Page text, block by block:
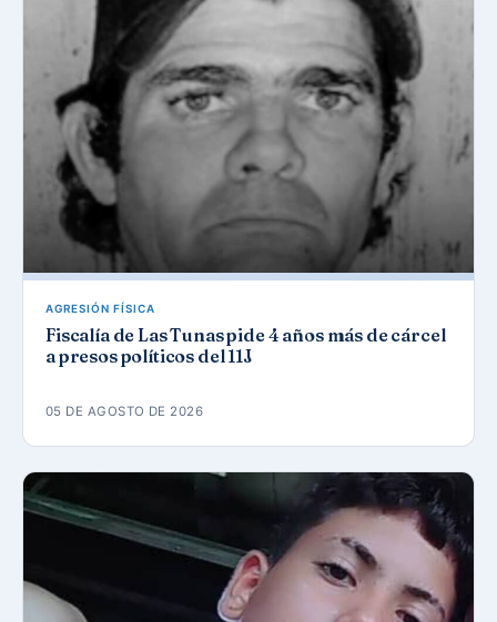
AGRESIÓN FÍSICA
Fiscalía de Las Tunas pide 4 años más de cárcel
a presos políticos del 11J
05 DE AGOSTO DE 2026